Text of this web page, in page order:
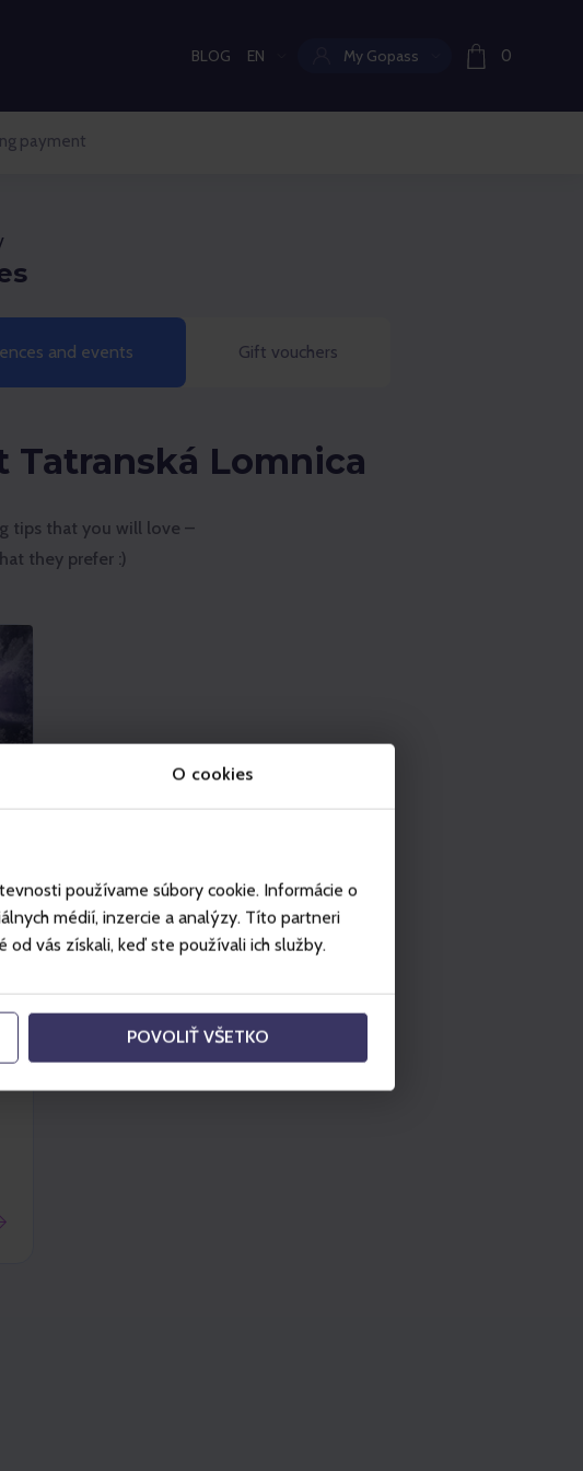
O cookies
používame súbory cookie. Informácie o
médií, inzercie a analýzy. Títo partneri
vás získali, keď ste používali ich služby.
POVOLIŤ VŠETKO
BLOG Current language:
EN My Gopass 0
payment
and events Gift vouchers
Lomnica
tips that you will love –
they prefer :)